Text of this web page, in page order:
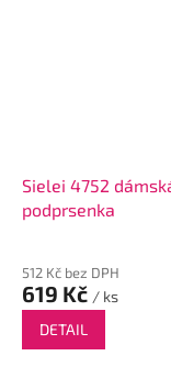
Sielei 4752
podprsenka
512 Kč bez DPH
619 Kč / ks
DETAIL